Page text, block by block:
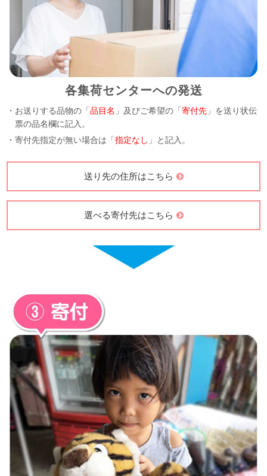
各集荷センターへの発送
・お送りする品物の「品目名 」及びご希望の「寄付先 」を送り状伝
票の品名欄に記入。
・寄付先指定が無い場合は「指定なし 」と記入。
送り先の住所はこちら
選べる寄付先はこちら